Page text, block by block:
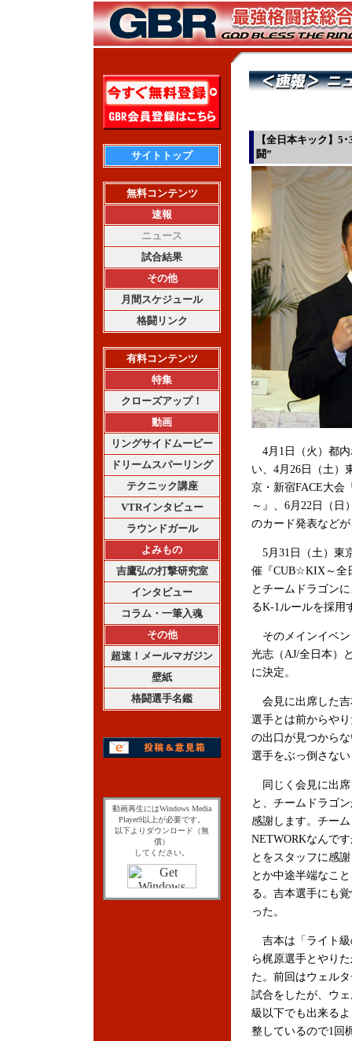
サイトトップ
無料コンテンツ
速報
ニュース
試合結果
その他
月間スケジュール
格闘リンク
有料コンテンツ
特集
クローズアップ！
動画
リングサイドムービー
ドリームスパーリング
テクニック講座
VTRインタビュー
ラウンドガール
よみもの
吉鷹弘の打撃研究室
インタビュー
コラム・一筆入魂
その他
超速！メールマガジン
壁紙
格闘選手名鑑
動画再生にはWindows Media
Player9以上が必要です。
以下よりダウンロード（無
償）
してください。
【全日本キック】5
闘”
4月1日（火）都内
い、4月26日（土）
京・新宿FACE大会
～』、6月22日（
のカード発表など
5月31日（土）東
催『CUB☆KIX～全
とチームドラゴン
るK-1ルールを採用
そのメインイベン
光志（AJ/全日本）
に決定。
会見に出席した吉
選手とは前からや
の出口が見つから
選手をぶっ倒さな
同じく会見に出席
と、チームドラゴ
感謝します。チー
NETWORKなんで
とをスタッフに感
とか中途半端なこ
る。吉本選手にも
った。
吉本は「ライト級
ら梶原選手とやり
た。前回はウェル
試合をしたが、ウ
級以下でも出来る
整しているので1回